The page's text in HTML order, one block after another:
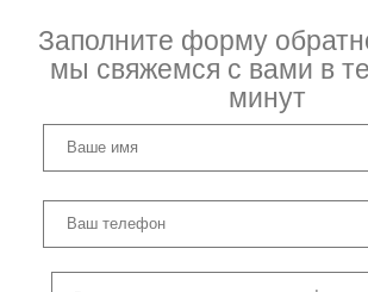
Заполните форму
мы свяжемся с вами в
минут